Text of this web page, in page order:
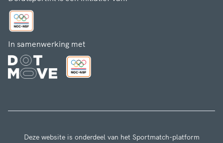
In samenwerking met
Deze website is onderdeel van het Sportmatch-platform